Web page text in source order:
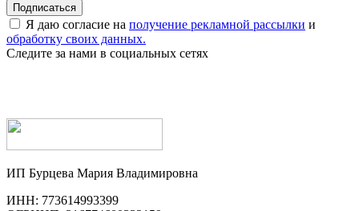
Я даю согласие на получение рекламной рассылки и
обработку своих данных.
Следите за нами в социальных сетях
ИП Бурцева Мария Владимировна
ИНН: 773614993399